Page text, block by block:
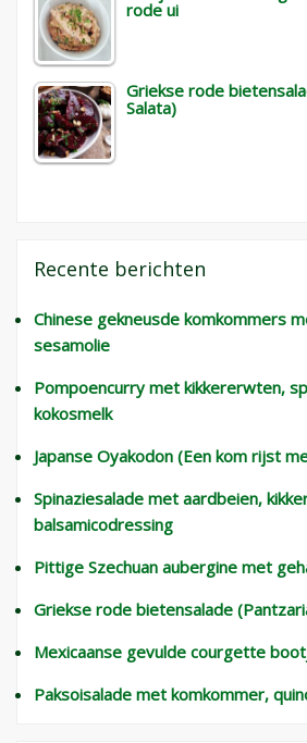
rode ui
Griekse rode
Salata)
Recente berichten
Chinese gekneusde komkommers
sesamolie
Pompoencurry met kikkererwten,
kokosmelk
Japanse Oyakodon (Een kom rijst
Spinaziesalade met aardbeien,
balsamicodressing
Pittige Szechuan aubergine met
Griekse rode bietensalade
Mexicaanse gevulde courgette
Paksoisalade met komkommer,